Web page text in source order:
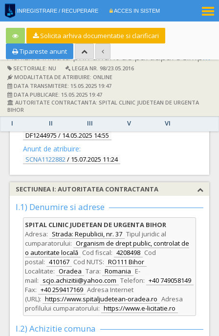
INREGISTRARE / RECUPERARE ACCES IN SISTEM
Solicita arhiva documentatie si clarificari
Tipareste anunt
Achizitie initiata prin anunt de participare simplificat:
SECTORIALE: NU
LEGEA NR. 98/23.05.2016
MODALITATEA DE ATRIBUIRE: ONLINE
DATA TRANSMITERE: 15.05.2025 19:47
DATA PUBLICARE: 15.05.2025 19:47
AUTORITATE CONTRACTANTA: SPITAL CLINIC JUDETEAN DE URGENTA
BIHOR
I II III V VI
DETALII
Documentatie de atribuire:
DF1244975 / 14.05.2025 14:55
Anunt de atribuire:
SCNA1122882/ 15.07.2025 11:24
SECTIUNEA I: AUTORITATEA CONTRACTANTA
I.1) Denumire si adrese
SPITAL CLINIC JUDETEAN DE URGENTA BIHOR
Adresa: Strada: Republicii, nr. 37 Tipul juridic al
cumparatorului: Organism de drept public, controlat de
o autoritate locală Cod fiscal: 4208498 Cod
postal: 410167 Cod NUTS: RO111 Bihor
Localitate: Oradea Tara: Romania E-
mail: scjo.achizitii@yahoo.com Telefon: +40 749058149
Fax: +40 259417169 Adresa Internet
(URL): https://www.spitaljudetean-oradea.ro Adresa
profilului cumparatorului: https://www.e-licitatie.ro
I.2) Achizitie comuna